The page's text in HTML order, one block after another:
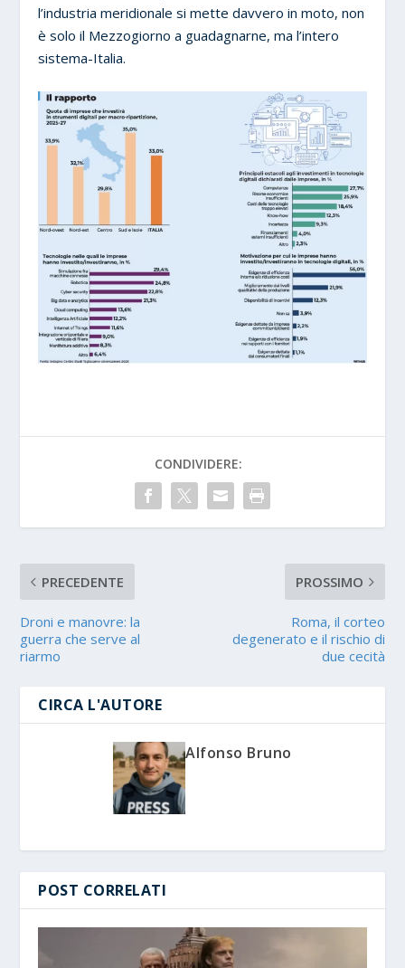
l’industria meridionale si mette davvero in moto, non
è solo il Mezzogiorno a guadagnarne, ma l’intero
sistema-Italia.
CONDIVIDERE:
PRECEDENTE
Droni e manovre: la
guerra che serve al
riarmo
PROSSIMO
Roma, il corteo
degenerato e il rischio di
due cecità
CIRCA L'AUTORE
Alfonso Bruno
POST CORRELATI